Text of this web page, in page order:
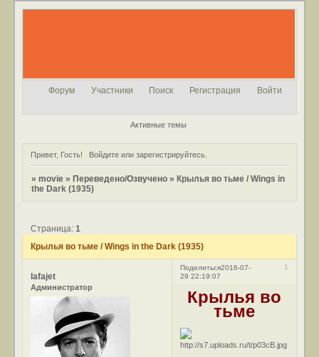
Форум Участники Поиск Регистрация Войти
Активные темы
Привет, Гость! Войдитеили зарегистрируйтесь.
»movie » Переведено/Озвучено » Крылья во тьме / Wings in
the Dark (1935)
Крылья во тьме / Wings in the Dark (1935)
Страница:1
Поделиться 1
2016-07-
29 22:19:07
lafajet
Администратор Крылья во
тьме